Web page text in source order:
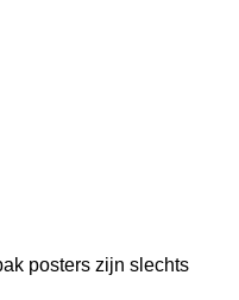
posters zijn slechts